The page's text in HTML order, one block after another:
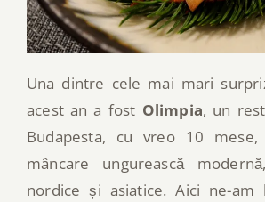
Una dintre cele mai mari
acest an a fost Olimpia, un
Budapesta, cu vreo 10
mâncare ungurească
nordice și asiatice. Aici ne-am